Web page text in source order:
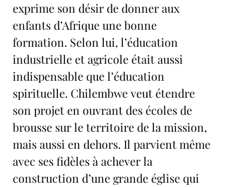
exprime son désir de donner aux
enfants d’Afrique une bonne
formation. Selon lui, l’éducation
industrielle et agricole était aussi
indispensable que l’éducation
spirituelle. Chilembwe veut étendre
son projet en ouvrant des écoles de
brousse sur le territoire de la mission,
mais aussi en dehors. Il parvient même
avec ses fidèles à achever la
construction d’une grande église qui